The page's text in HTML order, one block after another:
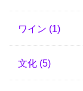
ワイン (1)
文化 (5)